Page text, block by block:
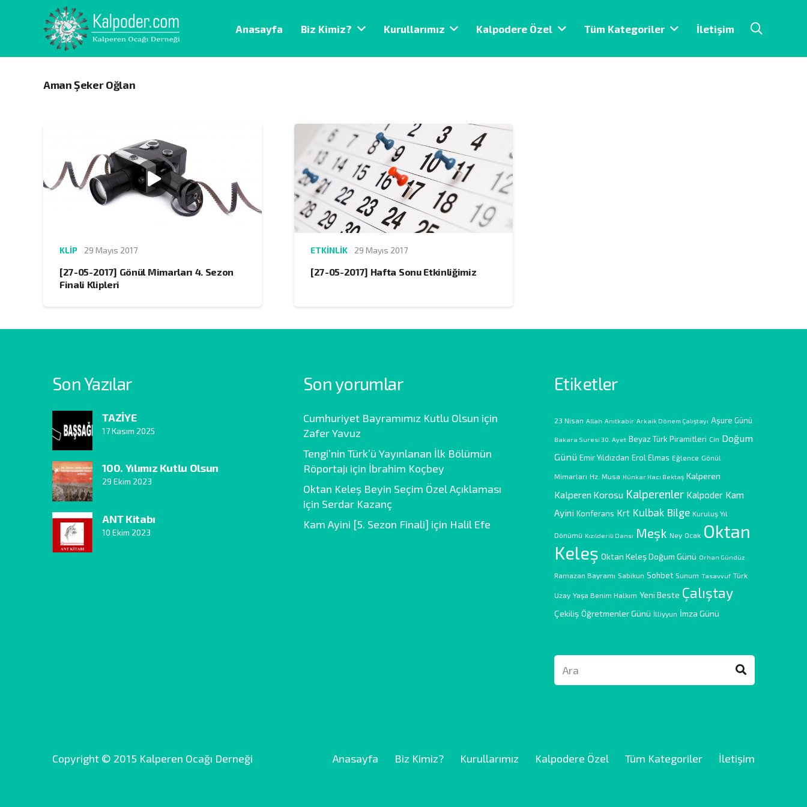
Anasayfa Biz Kimiz? Kurullarımız Kalpodere Özel Tüm Kategoriler İletişim
Aman Şeker Oğlan
KLIP 29 Mayıs 2017
[27-05-2017] Gönül Mimarları 4. Sezon
Finali Klipleri
ETKINLIK 29 Mayıs 2017
[27-05-2017] Hafta Sonu Etkinliğimiz
Son Yazılar
TAZİYE
17 Kasım 2025
100. Yılımız Kutlu Olsun
29 Ekim 2023
ANT Kitabı
10 Ekim 2023
Son yorumlar
Cumhuriyet Bayramımız Kutlu Olsun için
Zafer Yavuz
Tengi’nin Türk’ü Yayınlanan İlk Bölümün
Röportajı için İbrahim Koçbey
Oktan Keleş Beyin Seçim Özel Açıklaması
için Serdar Kazanç
Kam Ayini [5. Sezon Finali] için Halil Efe
Etiketler
23 Nisan Allah Anıtkabir Arkaik Dönem Çalıştayı Aşure Günü
Bakara Suresi 30. Ayet Beyaz Türk Piramitleri Cin Doğum
Günü Emir Yıldızdan Erol Elmas Eğlence Gönül
Mimarları Hz. Musa Hünkar Hacı Bektaş Kalperen
Kalperen Korosu Kalperenler Kalpoder Kam
Ayini Konferans Krt Kulbak Bilge Kuruluş Yıl
Dönümü Kızılderili Dansı Meşk Ney Ocak Oktan
Keleş Oktan Keleş Doğum Günü Orhan Gündüz
Ramazan Bayramı Sabikun Sohbet Sunum Tasavvuf Türk
Uzay Yaşa Benim Halkım Yeni Beste Çalıştay
Çekiliş Öğretmenler Günü İlliyyun İmza Günü
Copyright © 2015 Kalperen Ocağı Derneği Anasayfa Biz Kimiz? Kurullarımız Kalpodere Özel Tüm Kategoriler İletişim